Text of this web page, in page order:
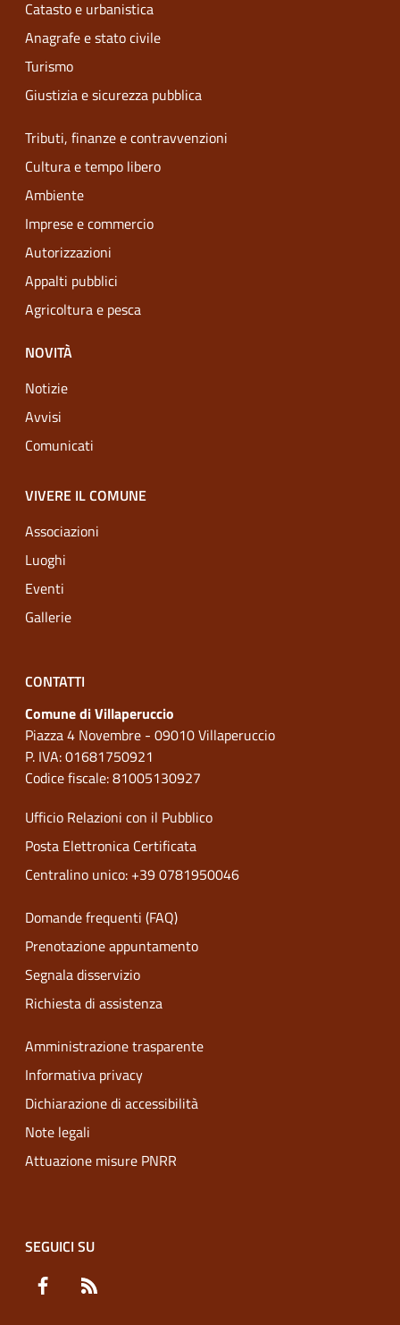
Catasto e urbanistica
Anagrafe e stato civile
Turismo
Giustizia e sicurezza pubblica
Tributi, finanze e contravvenzioni
Cultura e tempo libero
Ambiente
Imprese e commercio
Autorizzazioni
Appalti pubblici
Agricoltura e pesca
NOVITÀ
Notizie
Avvisi
Comunicati
VIVERE IL COMUNE
Associazioni
Luoghi
Eventi
Gallerie
CONTATTI
Comune di Villaperuccio
Piazza 4 Novembre - 09010 Villaperuccio
P. IVA: 01681750921
Codice fiscale: 81005130927
Ufficio Relazioni con il Pubblico
Posta Elettronica Certificata
Centralino unico: +39 0781950046
Domande frequenti (FAQ)
Prenotazione appuntamento
Segnala disservizio
Richiesta di assistenza
Amministrazione trasparente
Informativa privacy
Dichiarazione di accessibilità
Note legali
Attuazione misure PNRR
SEGUICI SU
Facebook